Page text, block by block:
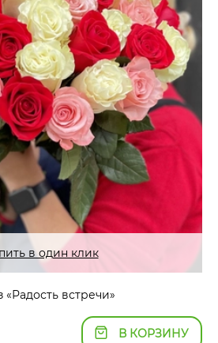
в один клик
«Радость встречи»
В КОРЗИНУ